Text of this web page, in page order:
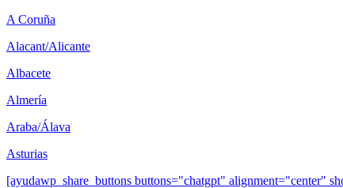
A Coruña
Alacant/Alicante
Albacete
Almería
Araba/Álava
Asturias
[ayudawp_share_buttons buttons="chatgpt"